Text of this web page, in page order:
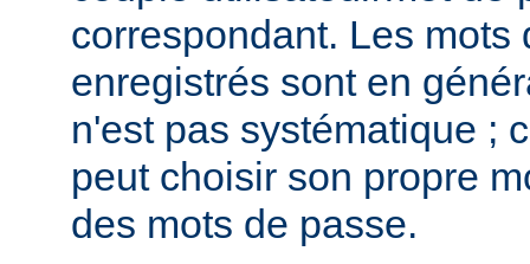
correspondant. Les mots
enregistrés sont en
n'est pas systématique ;
peut choisir son propre
des mots de passe.